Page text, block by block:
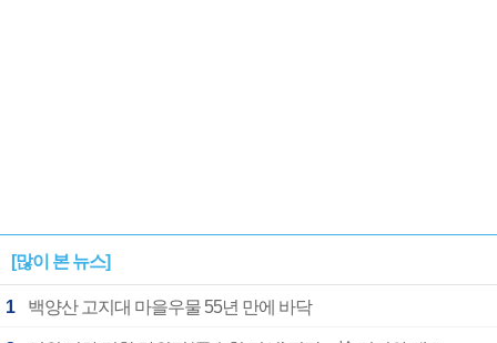
[많이 본 뉴스]
1 백양산 고지대 마을우물 55년 만에 바닥